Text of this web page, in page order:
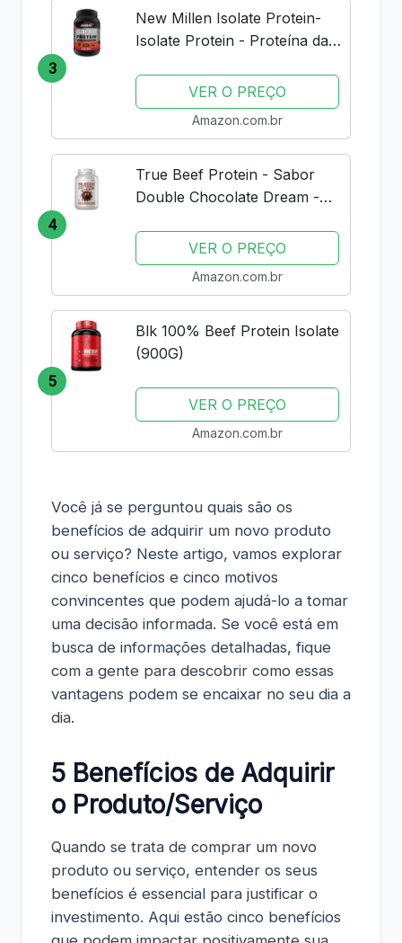
3
New Millen Isolate Protein-
Isolate Protein - Proteína da
VER O PREÇO
Amazon.com.br
4
True Beef Protein - Sabor
Double Chocolate Dream -
VER O PREÇO
Amazon.com.br
5
Blk 100% Beef Protein Isolate
(900G)
VER O PREÇO
Amazon.com.br
Você já se perguntou quais são os
benefícios de adquirir um novo produto
ou serviço? Neste artigo, vamos explorar
cinco benefícios e cinco motivos
convincentes que podem ajudá-lo a tomar
uma decisão informada. Se você está em
busca de informações detalhadas, fique
com a gente para descobrir como essas
vantagens podem se encaixar no seu dia a
dia.
5 Benefícios de Adquirir
o Produto/Serviço
Quando se trata de comprar um novo
produto ou serviço, entender os seus
benefícios é essencial para justificar o
investimento. Aqui estão cinco benefícios